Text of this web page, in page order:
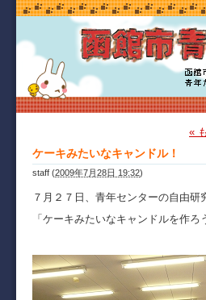
«
ケーキみたいなキャンドル！
staff (2009年7月28日 19:32)
７月２７日、青年センターの自由研
「ケーキみたいなキャンドルを作ろ